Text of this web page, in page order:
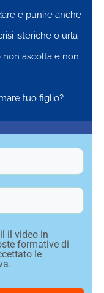
e punire anche
isteriche o urla
non ascolta e non
tuo figlio?
il video in
formative di
le